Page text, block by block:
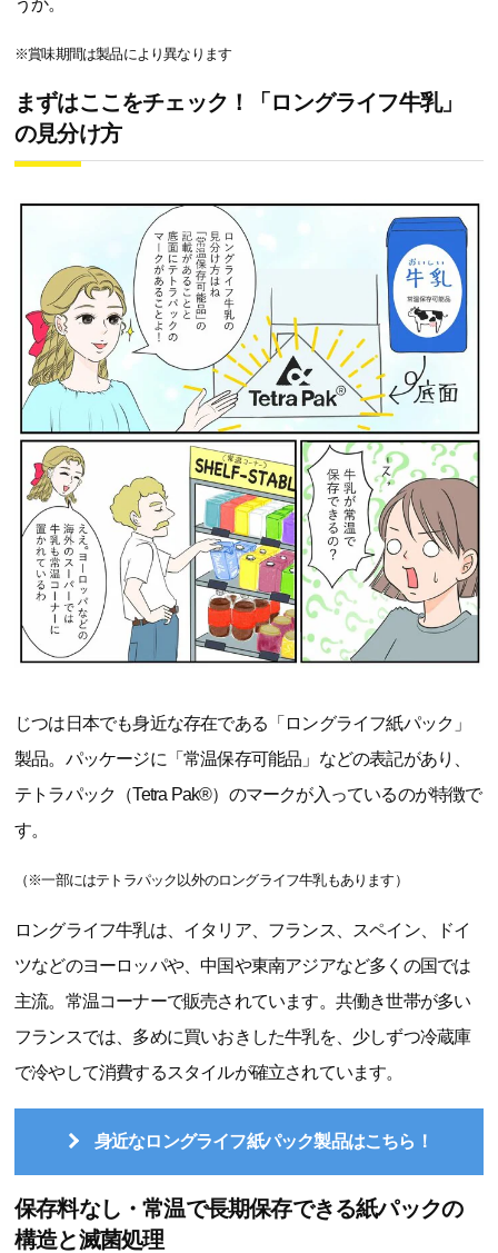
うか。
※賞味期間は製品により異なります
まずはここをチェック！「ロングライフ牛乳」
の見分け方
じつは日本でも身近な存在である「ロングライフ紙パック」
製品。パッケージに「常温保存可能品」などの表記があり、
テトラパック（Tetra Pak®）のマークが入っているのが特徴で
す。
（※一部にはテトラパック以外のロングライフ牛乳もあります）
ロングライフ牛乳は、イタリア、フランス、スペイン、ドイ
ツなどのヨーロッパや、中国や東南アジアなど多くの国では
主流。常温コーナーで販売されています。共働き世帯が多い
フランスでは、多めに買いおきした牛乳を、少しずつ冷蔵庫
で冷やして消費するスタイルが確立されています。
身近なロングライフ紙パック製品はこちら！
保存料なし・常温で長期保存できる紙パックの
構造と滅菌処理